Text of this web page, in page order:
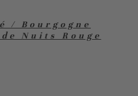
/ Bourgogne
Nuits Rouge